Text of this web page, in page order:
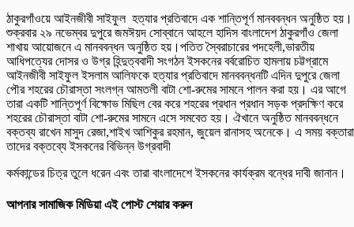
ঠাকুরগাঁওয়ে আইনজীবী সাইফুল হত্যার প্রতিবাদে এক শান্তিপূর্ণ মানববন্ধন অনুষ্ঠিত হয়।
শুক্রবার ২৯ নভেম্বর দুপুরে জমঈয়দ সোব্বানে আহলে হাদিস বাংলাদেশ ঠাকুরগাঁও জেলা
শাখায় আয়োজনে এ মানববন্ধন অনুষ্ঠিত হয়।পতিত স্বৈরাচারের পদহেলী,ভারতীয়
আধিপত্যের দোসর ও উগ্র হিন্দুত্ববাদী সংগঠন ইসকনের বর্বরোচিত হামলায় চট্টগ্রামে
আইনজীবী সাইফুল ইসলাম আলিফকে হত্যার প্রতিবাদে মানববন্ধনটি এদিন দুপুরে জেলা
পৌর শহরের চৌরাস্তা সংলগ্ন আমতলী বাটা শো-রুমের সামনে পালন করা হয়। এর আগে
তারা একটি শান্তিপূর্ণ বিক্ষোভ মিছিল বের করে শহরের প্রধান প্রধান সড়ক প্রদক্ষিণ করে
শহরের চৌরাস্তা বাটা শো-রুমের সামনে এসে সমবেত হয়। ঐখানে অনুষ্ঠিত মানববন্ধনে
বক্তব্য রাখেন মাসুদ রেজা,শাইখ আশিকুর রহমান, জুয়েল রানাসহ অনেকে। এ সময় বক্তারা
তাদের বক্তব্যে ইসকনের বিভিন্ন উগ্রবাদী
কর্মকান্ডের চিত্র তুলে ধরেন এবং তারা বাংলাদেশে ইসকনের কার্যক্রম বন্ধের দাবী জানান।
আপনার সামাজিক মিডিয়া এই পোস্ট শেয়ার করুন